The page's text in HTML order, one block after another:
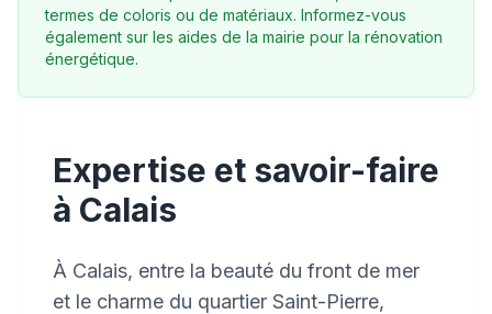
Expertise et savoir-faire
à Calais
À Calais, entre la beauté du front de mer
et le charme du quartier Saint-Pierre,
termes de coloris ou de matériaux. Informez-vous
également sur les aides de la mairie pour la rénovation
énergétique.